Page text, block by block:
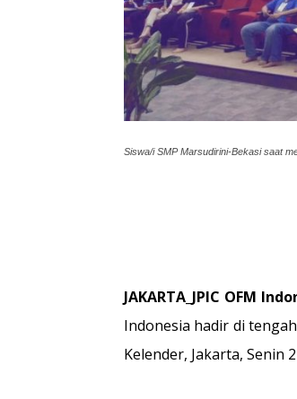
Siswa/i SMP Marsudirini-Bekasi saat
JAKARTA_JPIC OFM
Indonesia hadir di
Kelender, Jakarta, Senin